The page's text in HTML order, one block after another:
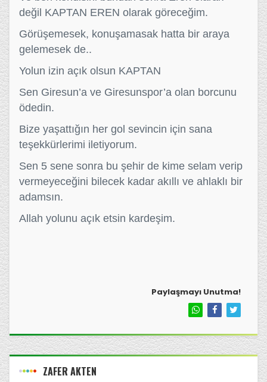
değil KAPTAN EREN olarak göreceğim.
Görüşemesek, konuşamasak hatta bir araya
gelemesek de..
Yolun izin açık olsun KAPTAN
Sen Giresun’a ve Giresunspor’a olan borcunu
ödedin.
Bize yaşattığın her gol sevincin için sana
teşekkürlerimi iletiyorum.
Sen 5 sene sonra bu şehir de kime selam verip
vermeyeceğini bilecek kadar akıllı ve ahlaklı bir
adamsın.
Allah yolunu açık etsin kardeşim.
Paylaşmayı Unutma!
ZAFER AKTEN